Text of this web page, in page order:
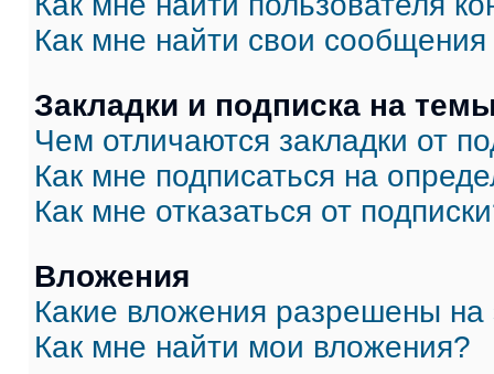
Как мне найти свои
Закладки и подписка на
Чем отличаются закладки от
Как мне подписаться на
Как мне отказаться от
Вложения
Какие вложения разрешены
Как мне найти мои вложения?